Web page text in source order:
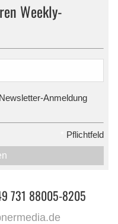
Weekly-
Anmeldung
Pflichtfeld
731 88005-8205